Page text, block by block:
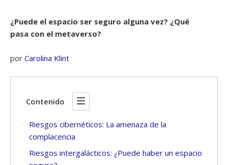
¿Puede el espacio ser seguro alguna vez? ¿Qué
pasa con el metaverso?
por Carolina Klint
Contenido
Riesgos cibernéticos: La amenaza de la
complacencia
Riesgos intergalácticos: ¿Puede haber un espacio